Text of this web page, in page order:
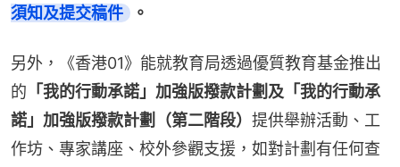
須知及提交稿件
。
另外，《香港01》能就教育局透過優質教育基金推出
的 「我的行動承諾」加強版撥款計劃及「我的行動承
諾」加強版撥款計劃（第二階段） 提供舉辦活動、工
作坊、專家講座、校外參觀支援，如對計劃有任何查